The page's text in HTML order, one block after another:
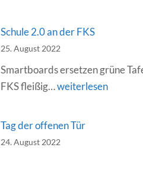
Schule 2.0 an der FKS
25. August 2022
Smartboards ersetzen grüne
FKS fleißig…Schule
weiterlesen
Tag der offenen Tür
24. August 2022